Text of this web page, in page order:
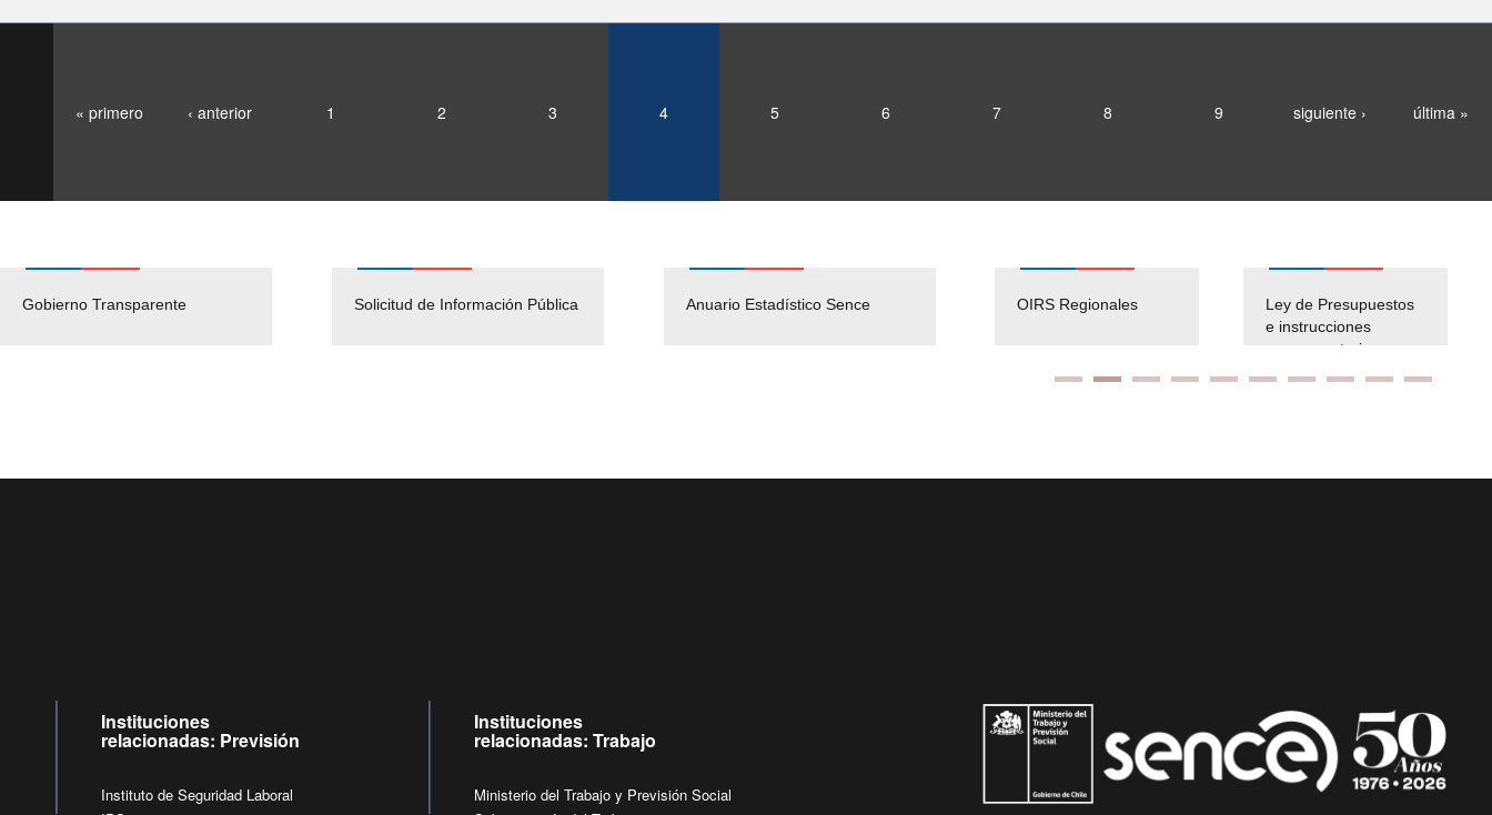
« primero ‹ anterior 1 2 3 4 5 6 7 8 9 siguiente › última »
Gobierno Transparente Solicitud de Información Pública Anuario Estadístico Sence
Pago Proveedores
Empleos Públicos
Solicitud Audiencias y
OIRS Regionales
Ley de Presupuestos
e instrucciones
presuspuetarias
Instituciones
relacionadas: Previsión
Instituto de Seguridad Laboral
Instituciones
relacionadas: Trabajo
Ministerio del Trabajo y Previsión Social